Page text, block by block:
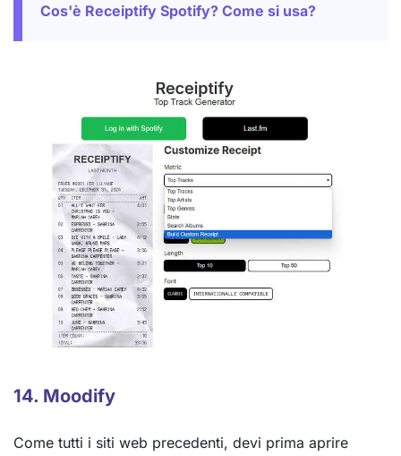
Cos'è Receiptify Spotify? Come si usa?
14. Moodify
Come tutti i siti web precedenti, devi prima aprire